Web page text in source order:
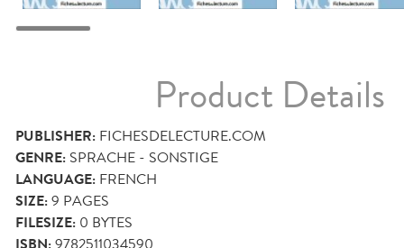
Product Details
PUBLISHER: FICHESDELECTURE.COM
GENRE: SPRACHE - SONSTIGE
LANGUAGE: FRENCH
SIZE:9 PAGES
FILESIZE: 0 BYTES